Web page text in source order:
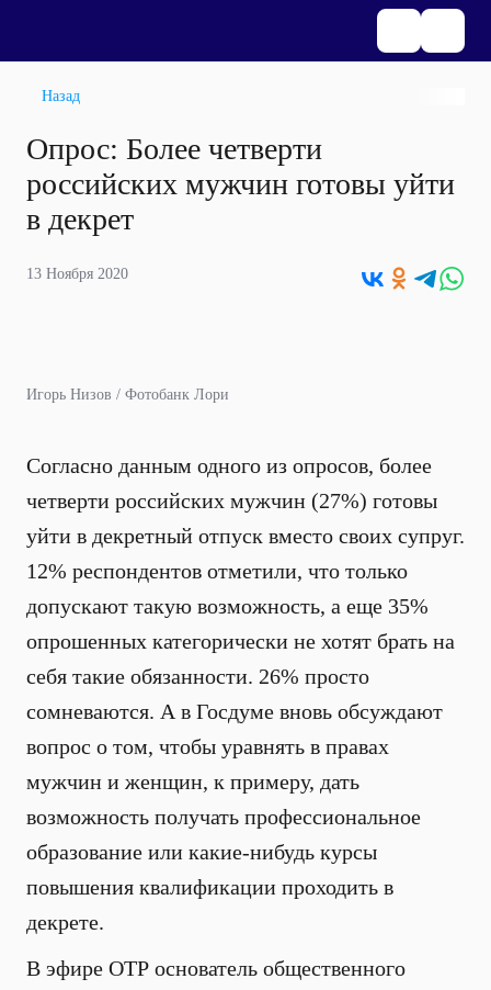
Назад
Опрос: Более четверти
российских мужчин готовы уйти
в декрет
13 Ноября 2020
Игорь Низов / Фотобанк Лори
Согласно данным одного из опросов, более
четверти российских мужчин (27%) готовы
уйти в декретный отпуск вместо своих супруг.
12% респондентов отметили, что только
допускают такую возможность, а еще 35%
опрошенных категорически не хотят брать на
себя такие обязанности. 26% просто
сомневаются. А в Госдуме вновь обсуждают
вопрос о том, чтобы уравнять в правах
мужчин и женщин, к примеру, дать
возможность получать профессиональное
образование или какие-нибудь курсы
повышения квалификации проходить в
декрете.
В эфире ОТР основатель общественного